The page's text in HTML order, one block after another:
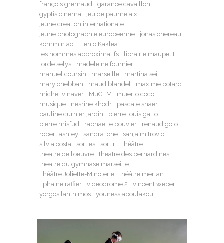
françois gremaud
garance cavaillon
gyptis cinema
jeu de paume aix
jeune creation internationale
jeune photographie europeenne
jonas chereau
komm n act
Lenio Kaklea
les hommes approximatifs
librairie maupetit
lorde selys
madeleine fournier
manuel coursin
marseille
martina seitl
mary chebbah
maud blandel
maxime potard
michel vinaver
MuCEM
muerto coco
musique
nesrine khodr
pascale shaer
pauline curnier jardin
pierre louis gallo
pierre misfud
raphaelle bouvier
renaud golo
robert ashley
sandra iche
sanja mitrovic
silvia costa
sorties sortir
Théâtre
theatre de l’oeuvre
theatre des bernardines
theatre du gymnase marseille
Théâtre Joliette-Minoterie
théâtre merlan
tiphaine raffier
videodrome 2
vincent weber
yorgos lanthimos
youness aboulakoul